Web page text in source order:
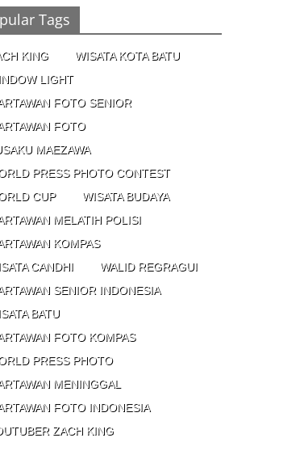
Tags
KING
WISATA KOTA BATU
LIGHT
FOTO SENIOR
FOTO
MAEZAWA
PRESS PHOTO CONTEST
CUP
WISATA BUDAYA
MELATIH POLISI
KOMPAS
CANDHI
WALID REGRAGUI
SENIOR INDONESIA
BATU
FOTO KOMPAS
PRESS PHOTO
MENINGGAL
FOTO INDONESIA
ZACH KING